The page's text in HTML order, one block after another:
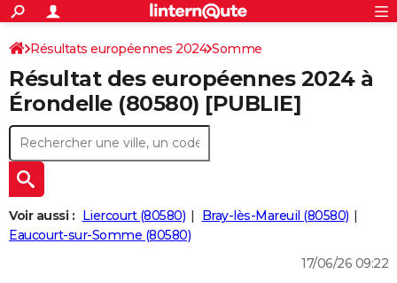
ACTUALITÉS
Politique
Société
Faits Divers
Education
Monde
Villes
+
SPORT
Coupe du monde 2026
Football
Tennis
Cyclisme
Rugby
Forum
CULTURE
Programme TV
TNT
Streaming
Cinéma
Sorties cinéma
Musique
+
FINANCE
Retraite
Impôts
Epargne
Immobilier
Risques naturels par ville
Banque
Assurance
Crédit
AUTO
Essais
Réserver un essai
Citadines
Berlines
SUV
Forum auto
+
HIGH-TECH
Mobiles
Meilleur smartphone
Internet
Ordinateurs
Jeux vidéo
Guide high-tech
+
BRICOLAGE
S'inscrire
Connexion
Résultats européennes 2024 Somme
Résultat des européennes 2024 à
Érondelle (80580) [PUBLIE]
Voir aussi : Liercourt (80580)
Bray-lès-Mareuil (80580)
Eaucourt-sur-Somme (80580)
17/06/26 09:22